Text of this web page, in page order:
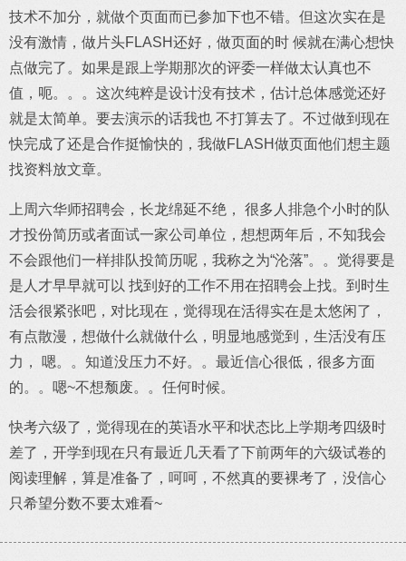
技术不加分，就做个页面而已参加下也不错。但这次实在是
没有激情，做片头FLASH还好，做页面的时 候就在满心想快
点做完了。如果是跟上学期那次的评委一样做太认真也不
值，呃。。。这次纯粹是设计没有技术，估计总体感觉还好
就是太简单。要去演示的话我也 不打算去了。不过做到现在
快完成了还是合作挺愉快的，我做FLASH做页面他们想主题
找资料放文章。
上周六华师招聘会，长龙绵延不绝， 很多人排急个小时的队
才投份简历或者面试一家公司单位，想想两年后，不知我会
不会跟他们一样排队投简历呢，我称之为“沦落”。。觉得要是
是人才早早就可以 找到好的工作不用在招聘会上找。到时生
活会很紧张吧，对比现在，觉得现在活得实在是太悠闲了，
有点散漫，想做什么就做什么，明显地感觉到，生活没有压
力， 嗯。。知道没压力不好。。最近信心很低，很多方面
的。。嗯~不想颓废。。任何时候。
快考六级了，觉得现在的英语水平和状态比上学期考四级时
差了，开学到现在只有最近几天看了下前两年的六级试卷的
阅读理解，算是准备了，呵呵，不然真的要裸考了，没信心
只希望分数不要太难看~